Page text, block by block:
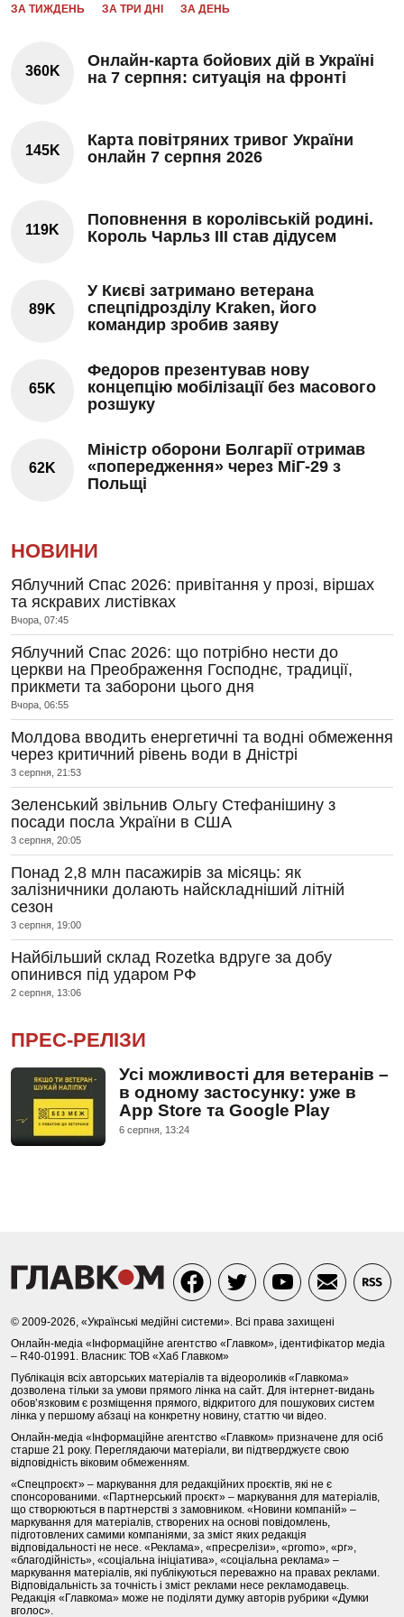
ЗА ТИЖДЕНЬ ЗА ТРИ ДНІ ЗА ДЕНЬ
360K
Онлайн-карта бойових дій в Україні
на 7 серпня: ситуація на фронті
145K
Карта повітряних тривог України
онлайн 7 серпня 2026
119K
Поповнення в королівській родині.
Король Чарльз III став дідусем
89K
У Києві затримано ветерана
спецпідрозділу Kraken, його
командир зробив заяву
65K
Федоров презентував нову
концепцію мобілізації без масового
розшуку
62K
Міністр оборони Болгарії отримав
«попередження» через МіГ-29 з
Польщі
НОВИНИ
Яблучний Спас 2026: привітання у прозі, віршах
та яскравих листівках
Вчора, 07:45
Яблучний Спас 2026: що потрібно нести до
церкви на Преображення Господнє, традиції,
прикмети та заборони цього дня
Вчора, 06:55
Молдова вводить енергетичні та водні обмеження
через критичний рівень води в Дністрі
3 серпня, 21:53
Зеленський звільнив Ольгу Стефанішину з
посади посла України в США
3 серпня, 20:05
Понад 2,8 млн пасажирів за місяць: як
залізничники долають найскладніший літній
сезон
3 серпня, 19:00
Найбільший склад Rozetka вдруге за добу
опинився під ударом РФ
2 серпня, 13:06
ПРЕС-РЕЛІЗИ
Усі можливості для ветеранів –
в одному застосунку: уже в
App Store та Google Play
6 серпня, 13:24
© 2009-2026, «Українські медійні системи». Всі права захищені
Онлайн-медіа «Інформаційне агентство «Главком», ідентифікатор медіа
– R40-01991. Власник: ТОВ «Хаб Главком»
Публікація всіх авторських матеріалів та відеороликів «Главкома»
дозволена тільки за умови прямого лінка на сайт. Для інтернет-видань
обов’язковим є розміщення прямого, відкритого для пошукових систем
лінка у першому абзаці на конкретну новину, статтю чи відео.
Онлайн-медіа «Інформаційне агентство «Главком» призначене для осіб
старше 21 року. Переглядаючи матеріали, ви підтверджуєте свою
відповідність віковим обмеженням.
«Спецпроєкт» – маркування для редакційних проєктів, які не є
спонсорованими. «Партнерський проєкт» – маркування для матеріалів,
що створюються в партнерстві з замовником. «Новини компаній» –
маркування для матеріалів, створених на основі повідомлень,
підготовлених самими компаніями, за зміст яких редакція
відповідальності не несе. «Реклама», «пресрелізи», «promo», «pr»,
«благодійність», «соціальна ініціатива», «соціальна реклама» –
маркування матеріалів, які публікуються переважно на правах реклами.
Відповідальність за точність і зміст реклами несе рекламодавець.
Редакція «Главкома» може не поділяти думку авторів рубрики «Думки
вголос».